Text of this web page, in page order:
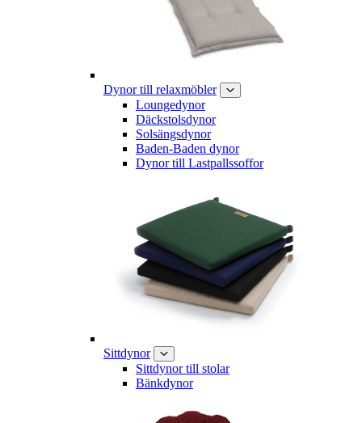
Dynor till relaxmöbler
Loungedynor
Däckstolsdynor
Solsängsdynor
Baden-Baden dynor
Dynor till Lastpallssoffor
Sittdynor
Sittdynor till stolar
Bänkdynor